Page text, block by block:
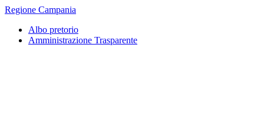
Regione Campania
Albo pretorio
Amministrazione Trasparente